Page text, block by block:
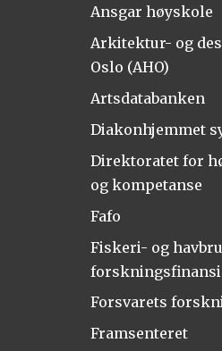
Ansgar høyskole
Arkitektur- og
Oslo (AHO)
Artsdatabanken
Diakonhjemmet
Direktoratet for
og kompetanse
Fafo
Fiskeri- og
Forsvarets
Framsenteret